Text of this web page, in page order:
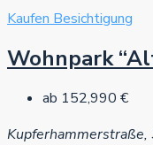
Kaufen Besichtigung
Wohnpark
ab 152,990 €